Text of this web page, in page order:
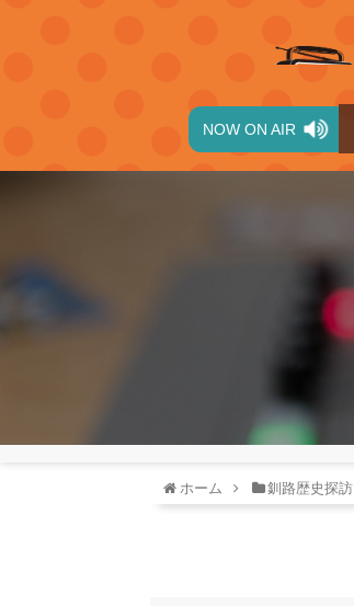
NOW ON AIR
ホーム 釧路歴史探訪